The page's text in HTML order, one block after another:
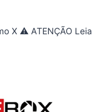
X ⚠ ATENÇÃO Leia